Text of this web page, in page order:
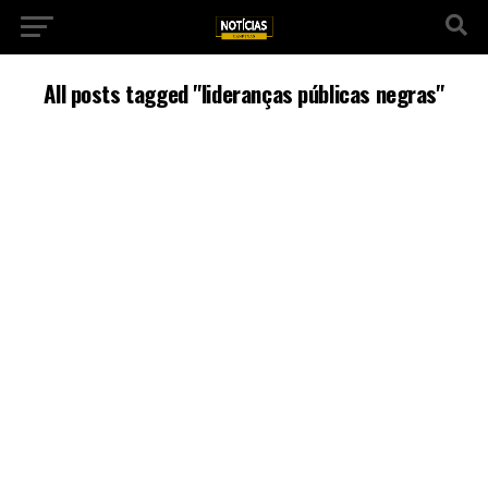
All posts tagged "lideranças públicas negras"